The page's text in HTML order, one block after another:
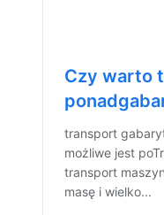
Czy warto
transport
możliwe jest
transport
masę i wielko...